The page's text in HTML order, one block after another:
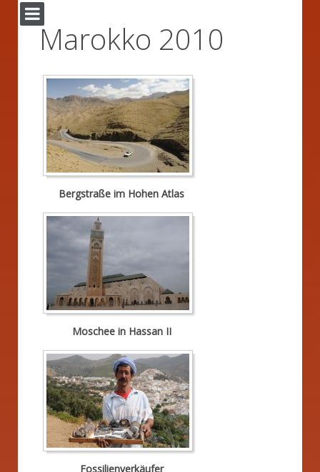
Marokko 2010
Bergstraße im Hohen Atlas
Moschee in Hassan II
Fossilienverkäufer